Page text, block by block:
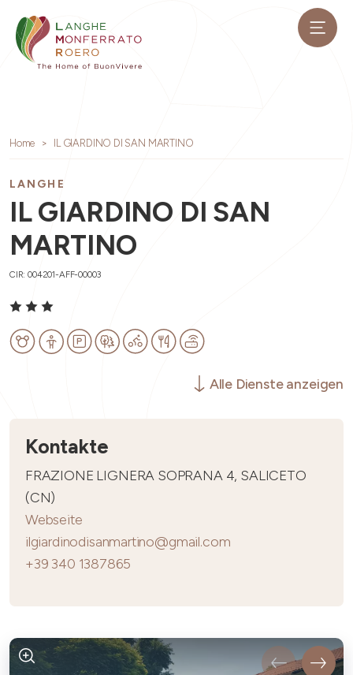
Home IL GIARDINO DI SAN MARTINO
LANGHE
IL GIARDINO DI SAN
MARTINO
CIR: 004201-AFF-00003
Alle Dienste anzeigen
Kontakte
FRAZIONE LIGNERA SOPRANA 4, SALICETO
(CN)
Webseite
ilgiardinodisanmartino@gmail.com
+39 340 1387865